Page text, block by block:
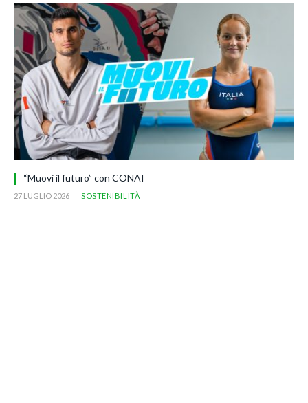
“Muovi il futuro” con CONAI
27 LUGLIO 2026 SOSTENIBILITÀ